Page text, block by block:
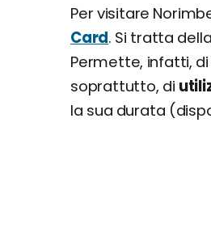
Per visitare
Card. Si tratta
Permette, infatti,
soprattutto, di
la sua durata